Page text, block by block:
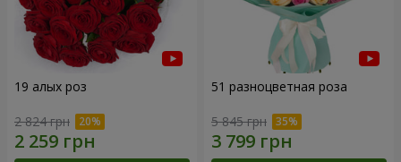
19 алых роз
2 824 грн
51 разноцветная роза
5 845 грн